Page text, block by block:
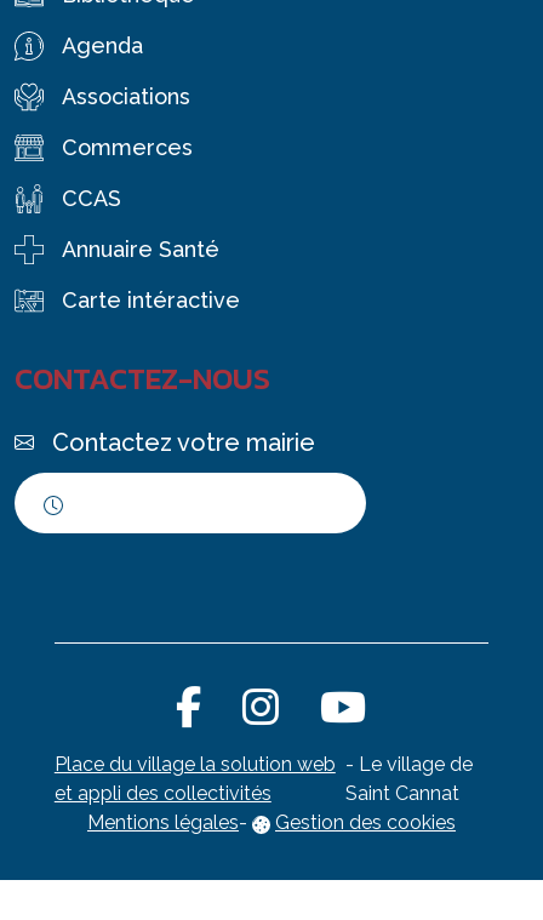
Agenda
Associations
Commerces
CCAS
Annuaire Santé
Carte intéractive
CONTACTEZ-NOUS
Contactez votre mairie
Place du village la solution web
et appli des collectivités
- Le village de
Saint Cannat
Mentions légales- Gestion des cookies